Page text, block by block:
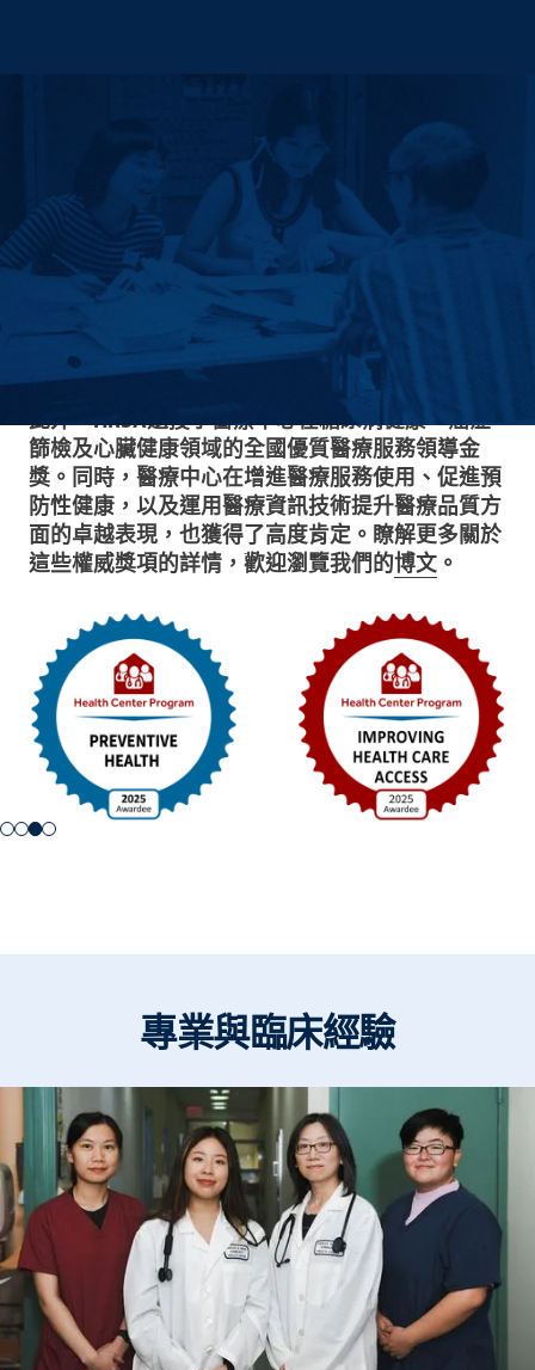
榮獲獎項與認可
在2025年，王嘉廉社區醫療中心榮膺曼哈頓與皇后
區獲獎最多的社區醫療機構。在聯邦資源與服務管
理局（HRSA）頒發的七項殊榮中，醫療中心憑藉
對臨床品質的不懈追求，榮獲「優質服務領導獎—
金獎」，此殊榮僅授予全美排名前10%的社區醫療
中心。
此外，HRSA還授予醫療中心在糖尿病健康、癌症
篩檢及心臟健康領域的全國優質醫療服務領導金
獎。同時，醫療中心在增進醫療服務使用、促進預
防性健康，以及運用醫療資訊技術提升醫療品質方
面的卓越表現，也獲得了高度肯定。瞭解更多關於
這些權威獎項的詳情，歡迎瀏覽我們的博文。
Slide 3 of 4.
專業與臨床經驗